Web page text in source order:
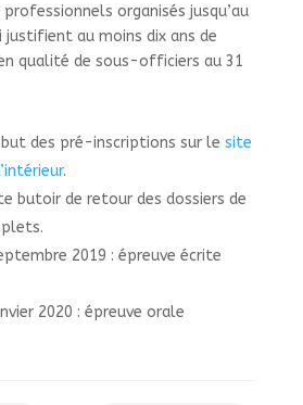
organisés jusqu’au
justifient au moins dix ans de
qualité de sous-officiers au 31
des pré-inscriptions sur le site
.
butoir de retour des dossiers de
2019 : épreuve écrite
2020 : épreuve orale